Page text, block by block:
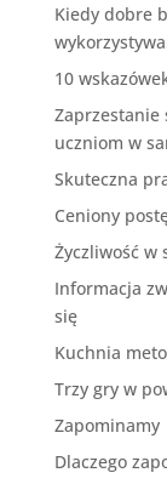
Kiedy dobre
10
Zaprzestanie
uczniom w
Skuteczna
Ceniony
Życzliwość w
Informacja
się
Kuchnia
Trzy gry w
Zapominamy
Dlaczego